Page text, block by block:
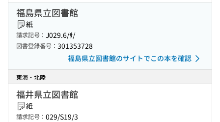
福島県立図書館
紙
請求記号： J029.6/ｻ/
図書登録番号： 301353728
福島県立図書館のサイトでこの本を確認
東海・北陸
福井県立図書館
紙
請求記号： 029/S19/3